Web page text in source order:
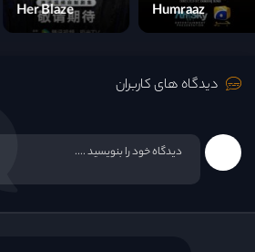
Her Blaze
Invisible Life
دیدگاه های کاربران